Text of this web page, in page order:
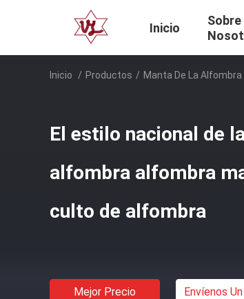
Inicio
Sobre
Inicio / Productos / Manta De La Alfombra
El estilo nacional de
alfombra alfombra
culto de alfombra
Mejor Precio Envíenos